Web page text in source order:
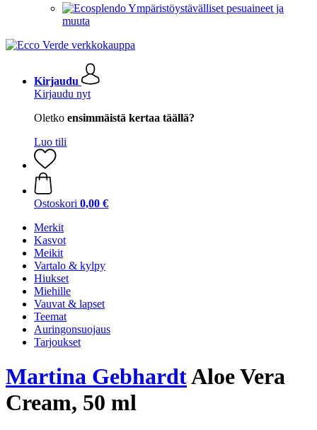
Ympäristöystävälliset pesuaineet ja
muuta
Kirjaudu
Kirjaudu nyt
Oletko ensimmäistä kertaa täällä?
Luo tili
Ostoskori 0,00 €
Merkit
Kasvot
Meikit
Vartalo & kylpy
Hiukset
Miehille
Vauvat & lapset
Teemat
Auringonsuojaus
Tarjoukset
Martina GebhardtAloe Vera
Cream, 50 ml